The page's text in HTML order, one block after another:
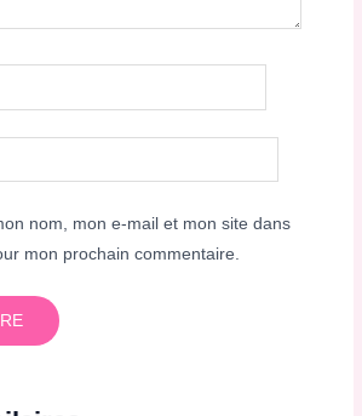
nom, mon e-mail et mon site dans
mon prochain commentaire.